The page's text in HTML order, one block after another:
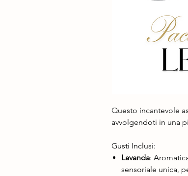
Questo incantevole
avvolgendoti in una
Gusti Inclusi:
Lavanda:
sensoriale unica,